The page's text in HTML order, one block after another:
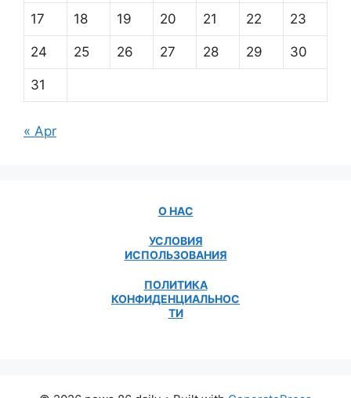
17 18 19 20 21 22 23
24 25 26 27 28 29 30
31
« Apr
О НАС
УСЛОВИЯ
ИСПОЛЬЗОВАНИЯ
ПОЛИТИКА
КОНФИДЕНЦИАЛЬНОС
ТИ